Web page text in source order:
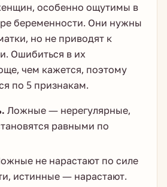
особенно ощутимы в
беременности. Они нужны
но не приводят к
Ошибиться в их
чем кажется, поэтому
по 5 признакам.
Ложные — нерегулярные,
равными по
не нарастают по силе
истинные — нарастают.